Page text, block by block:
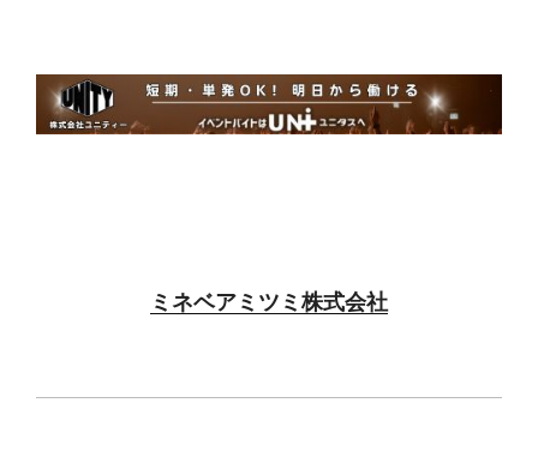
ミネベアミツミ株式会社